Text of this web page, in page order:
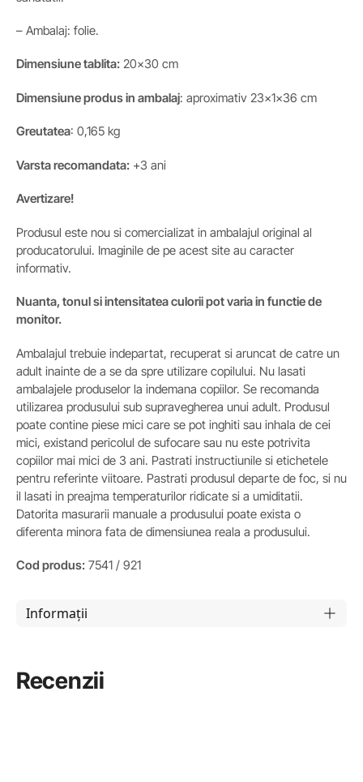
– Ambalaj: folie.
Dimensiune tablita: 20×30 cm
Dimensiune produs in ambalaj: aproximativ 23x1x36 cm
Greutatea: 0,165 kg
Varsta recomandata: +3 ani
Avertizare!
Produsul este nou si comercializat in ambalajul original al
producatorului. Imaginile de pe acest site au caracter
informativ.
Nuanta, tonul si intensitatea culorii pot varia in functie de
monitor.
Ambalajul trebuie indepartat, recuperat si aruncat de catre un
adult inainte de a se da spre utilizare copilului. Nu lasati
ambalajele produselor la indemana copiilor. Se recomanda
utilizarea produsului sub supravegherea unui adult. Produsul
poate contine piese mici care se pot inghiti sau inhala de cei
mici, existand pericolul de sufocare sau nu este potrivita
copiilor mai mici de 3 ani. Pastrati instructiunile si etichetele
pentru referinte viitoare. Pastrati produsul departe de foc, si nu
il lasati in preajma temperaturilor ridicate si a umiditatii.
Datorita masurarii manuale a produsului poate exista o
diferenta minora fata de dimensiunea reala a produsului.
Cod produs: 7541 / 921
Informații
Recenzii